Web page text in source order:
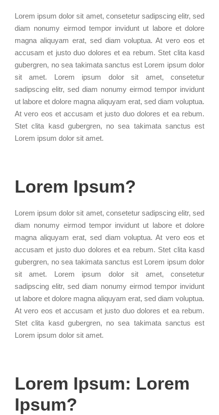
Lorem ipsum dolor sit amet, consetetur sadipscing elitr, sed
diam nonumy eirmod tempor invidunt ut labore et dolore
magna aliquyam erat, sed diam voluptua. At vero eos et
accusam et justo duo dolores et ea rebum. Stet clita kasd
gubergren, no sea takimata sanctus est Lorem ipsum dolor
sit amet. Lorem ipsum dolor sit amet, consetetur
sadipscing elitr, sed diam nonumy eirmod tempor invidunt
ut labore et dolore magna aliquyam erat, sed diam voluptua.
At vero eos et accusam et justo duo dolores et ea rebum.
Stet clita kasd gubergren, no sea takimata sanctus est
Lorem ipsum dolor sit amet.
Lorem Ipsum?
Lorem ipsum dolor sit amet, consetetur sadipscing elitr, sed
diam nonumy eirmod tempor invidunt ut labore et dolore
magna aliquyam erat, sed diam voluptua. At vero eos et
accusam et justo duo dolores et ea rebum. Stet clita kasd
gubergren, no sea takimata sanctus est Lorem ipsum dolor
sit amet. Lorem ipsum dolor sit amet, consetetur
sadipscing elitr, sed diam nonumy eirmod tempor invidunt
ut labore et dolore magna aliquyam erat, sed diam voluptua.
At vero eos et accusam et justo duo dolores et ea rebum.
Stet clita kasd gubergren, no sea takimata sanctus est
Lorem ipsum dolor sit amet.
Lorem Ipsum: Lorem
Ipsum?